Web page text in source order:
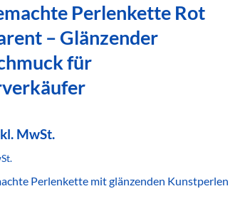
Perlenkette Rot
– Glänzender
für
MwSt.
Perlenkette mit glänzenden Kunstperlen